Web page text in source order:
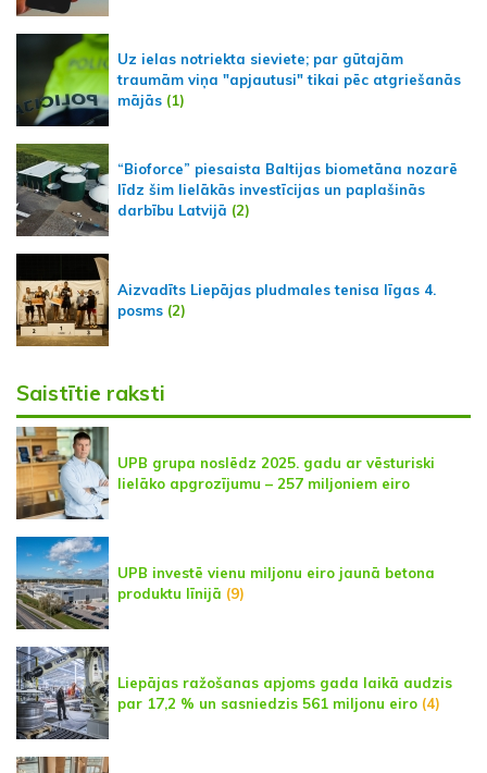
Uz ielas notriekta sieviete; par gūtajām
traumām viņa "apjautusi" tikai pēc atgriešanās
mājās (1)
“Bioforce” piesaista Baltijas biometāna nozarē
līdz šim lielākās investīcijas un paplašinās
darbību Latvijā (2)
Aizvadīts Liepājas pludmales tenisa līgas 4.
posms (2)
Saistītie raksti
UPB grupa noslēdz 2025. gadu ar vēsturiski
lielāko apgrozījumu – 257 miljoniem eiro
UPB investē vienu miljonu eiro jaunā betona
produktu līnijā (9)
Liepājas ražošanas apjoms gada laikā audzis
par 17,2 % un sasniedzis 561 miljonu eiro (4)